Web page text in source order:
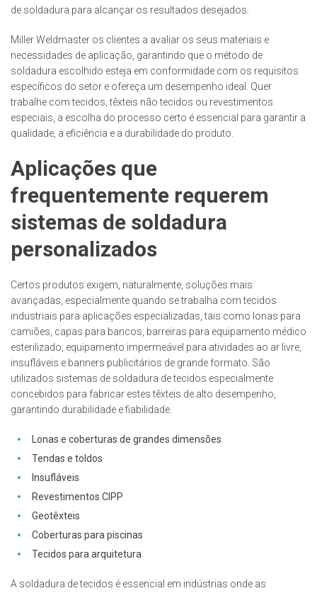
de soldadura para alcançar os resultados desejados.
Miller Weldmaster os clientes a avaliar os seus materiais e
necessidades de aplicação, garantindo que o método de
soldadura escolhido esteja em conformidade com os requisitos
específicos do setor e ofereça um desempenho ideal. Quer
trabalhe com tecidos, têxteis não tecidos ou revestimentos
especiais, a escolha do processo certo é essencial para garantir a
qualidade, a eficiência e a durabilidade do produto.
Aplicações que
frequentemente requerem
sistemas de soldadura
personalizados
Certos produtos exigem, naturalmente, soluções mais
avançadas, especialmente quando se trabalha com tecidos
industriais para aplicações especializadas, tais como lonas para
camiões, capas para bancos, barreiras para equipamento médico
esterilizado, equipamento impermeável para atividades ao ar livre,
insufláveis e banners publicitários de grande formato. São
utilizados sistemas de soldadura de tecidos especialmente
concebidos para fabricar estes têxteis de alto desempenho,
garantindo durabilidade e fiabilidade.
Lonas e coberturas de grandes dimensões
Tendas e toldos
Insufláveis
Revestimentos CIPP
Geotêxteis
Coberturas para piscinas
Tecidos para arquitetura
A soldadura de tecidos é essencial em indústrias onde as